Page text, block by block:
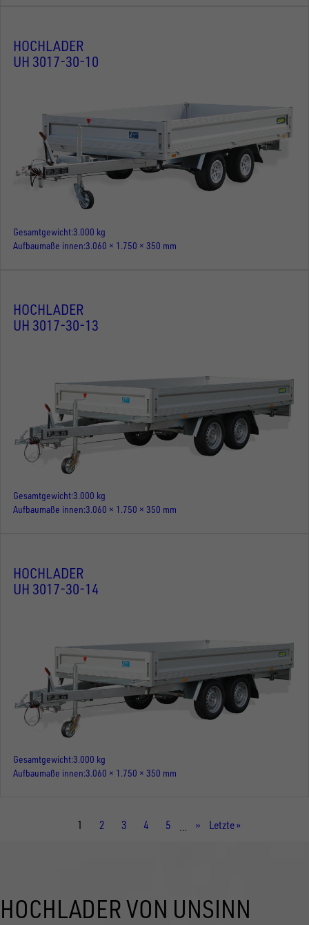
HOCHLADER
UH 3017-30-10
Gesamtgewicht3.000 kg
Aufbaumaße innen 3.060 × 1.750 × 350 mm
HOCHLADER
UH 3017-30-13
Gesamtgewicht3.000 kg
Aufbaumaße innen 3.060 × 1.750 × 350 mm
HOCHLADER
UH 3017-30-14
Gesamtgewicht3.000 kg
Aufbaumaße innen 3.060 × 1.750 × 350 mm
Aktuelle
1 Seite
2 Seite
3 Seite
4 Seite
5 …
Nächste
››
Letzte
Letzte »
HOCHLADER VON UNSINN